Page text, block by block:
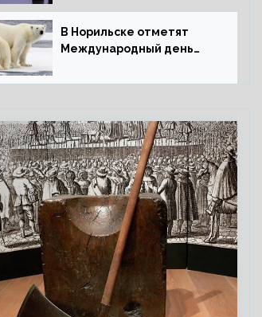
В Норильске отметят
Международный день